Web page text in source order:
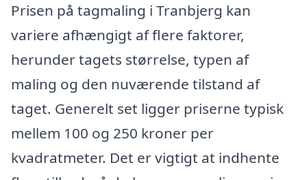
Prisen på tagmaling i Tranbjerg kan
variere afhængigt af flere faktorer,
herunder tagets størrelse, typen af
maling og den nuværende tilstand af
taget. Generelt set ligger priserne typisk
mellem 100 og 250 kroner per
kvadratmeter. Det er vigtigt at indhente